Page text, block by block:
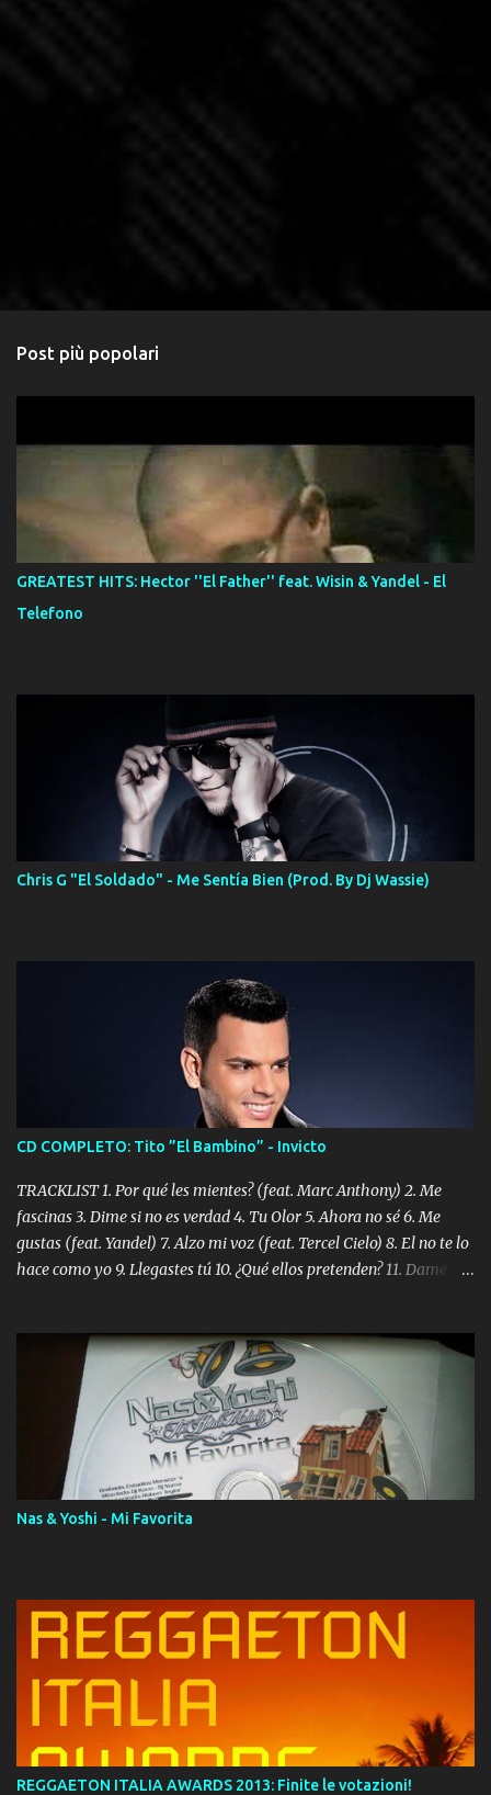
Post più popolari
GREATEST HITS: Hector ''El Father'' feat. Wisin & Yandel - El
Telefono
Chris G "El Soldado" - Me Sentía Bien (Prod. By Dj Wassie)
CD COMPLETO: Tito ”El Bambino” - Invicto
TRACKLIST 1. Por qué les mientes? (feat. Marc Anthony) 2. Me
fascinas 3. Dime si no es verdad 4. Tu Olor 5. Ahora no sé 6. Me
gustas (feat. Yandel) 7. Alzo mi voz (feat. Tercel Cielo) 8. El no te lo
hace como yo 9. Llegastes tú 10. ¿Qué ellos pretenden? 11. Dame la
Digital Booklet – Invicto ----------------------------- Nota:
Album proposto al massimo della qualità in formato iTunes Plus
AAC M4A; comprato su iTunes e a disposizione vostra per il
download. REGGAETON ITALIA Nosotros Somos Los Del
Momento!
Nas & Yoshi - Mi Favorita
REGGAETON ITALIA AWARDS 2013: Finite le votazioni!